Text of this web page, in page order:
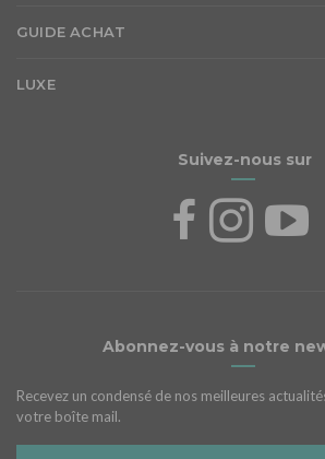
GUIDE ACHAT
LUXE
Suivez-nous sur
Abonnez-vous à notre
Recevez un condensé de nos meilleures
votre boîte mail.